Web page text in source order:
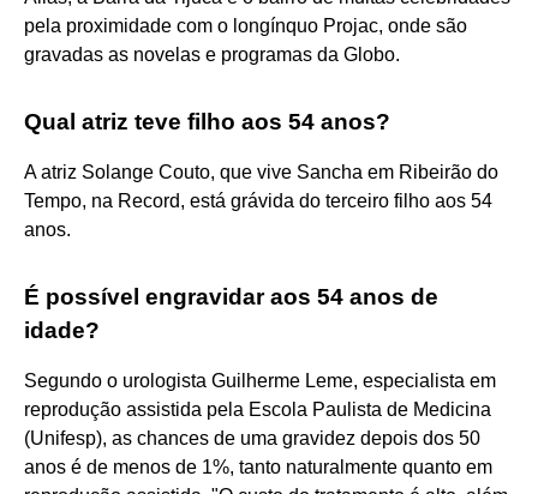
pela proximidade com o longínquo Projac, onde são
gravadas as novelas e programas da Globo.
Qual atriz teve filho aos 54 anos?
A atriz Solange Couto, que vive Sancha em Ribeirão do
Tempo, na Record, está grávida do terceiro filho aos 54
anos.
É possível engravidar aos 54 anos de
idade?
Segundo o urologista Guilherme Leme, especialista em
reprodução assistida pela Escola Paulista de Medicina
(Unifesp), as chances de uma gravidez depois dos 50
anos é de menos de 1%, tanto naturalmente quanto em